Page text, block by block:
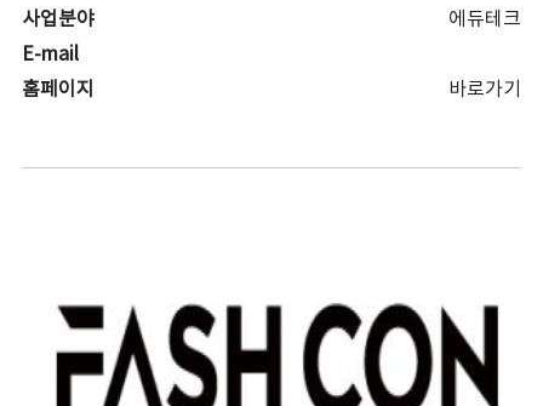
사업분야
에듀테크
E-mail
홈페이지
바로가기